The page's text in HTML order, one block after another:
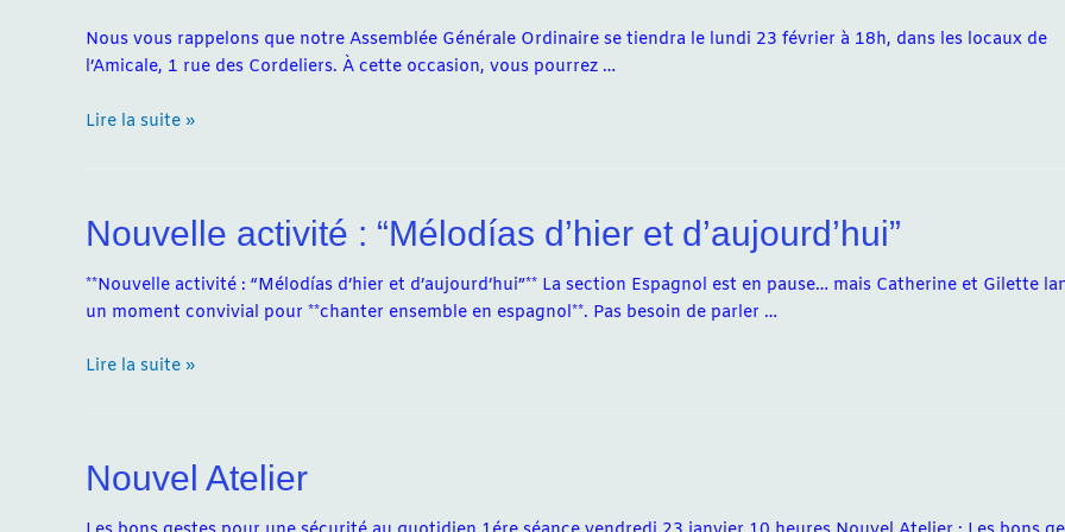
Nous vous rappelons que notre Assemblée Générale Ordinaire se tiendra le lundi 23 février à 18h, dans les locaux de
l’Amicale, 1 rue des Cordeliers. À cette occasion, vous pourrez …
Assemblée
tiendra
lundi
23
à
Lire la suite »
Nouvelle activité : “Mélodías d’hier et d’aujourd’hui”
**Nouvelle activité : “Mélodías d’hier et d’aujourd’hui”** La section Espagnol est en pause… mais Catherine et Gilette
un moment convivial pour **chanter ensemble en espagnol**. Pas besoin de parler …
Nouvelle
d’hier
Lire la suite »
Nouvel Atelier